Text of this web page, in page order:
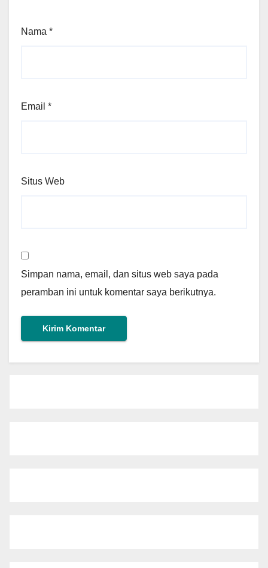
Nama *
Email *
Situs Web
Simpan nama, email, dan situs web saya pada
peramban ini untuk komentar saya berikutnya.